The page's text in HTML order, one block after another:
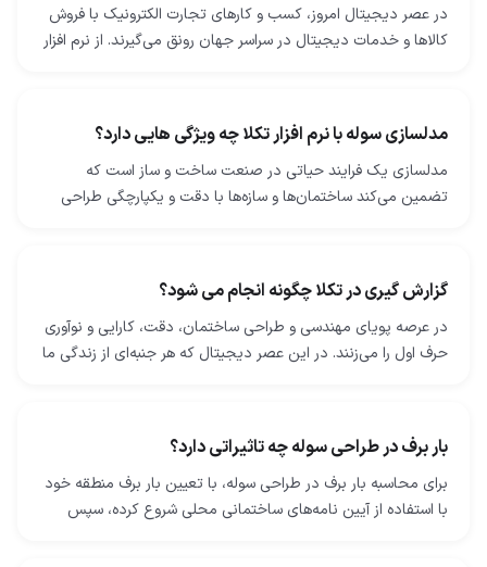
در عصر دیجیتال امروز، کسب‌ و کارهای تجارت الکترونیک با فروش
کالاها و خدمات دیجیتال در سراسر جهان رونق می‌گیرند. از نرم ‌افزار
مدلسازی سوله با نرم افزار تکلا چه ویژگی هایی دارد؟
مدلسازی یک فرایند حیاتی در صنعت ساخت و ساز است که
تضمین می‌کند ساختمان‌ها و سازه‌ها با دقت و یکپارچگی طراحی
گزارش گیری در تکلا چگونه انجام می شود؟
در عرصه پویای مهندسی و طراحی ساختمان، دقت، کارایی و نوآوری
حرف اول را می‌زنند. در این عصر دیجیتال که هر جنبه‌ای از زندگی ما
بار برف در طراحی سوله چه تاثیراتی دارد؟
برای محاسبه بار برف در طراحی سوله، با تعیین بار برف منطقه خود
با استفاده از آیین‌ نامه‌های ساختمانی محلی شروع کرده، سپس